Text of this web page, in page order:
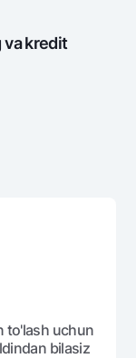
va kredit
to'lash uchun
bilasiz